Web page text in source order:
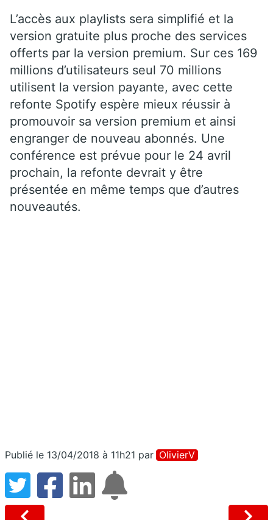
L’accès aux playlists sera simplifié et la
version gratuite plus proche des services
offerts par la version premium. Sur ces 169
millions d’utilisateurs seul 70 millions
utilisent la version payante, avec cette
refonte Spotify espère mieux réussir à
promouvoir sa version premium et ainsi
engranger de nouveau abonnés. Une
conférence est prévue pour le 24 avril
prochain, la refonte devrait y être
présentée en même temps que d’autres
nouveautés.
Publié le 13/04/2018 à 11h21 par OlivierV